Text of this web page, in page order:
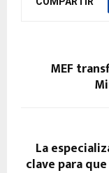
MEF
La
clave para